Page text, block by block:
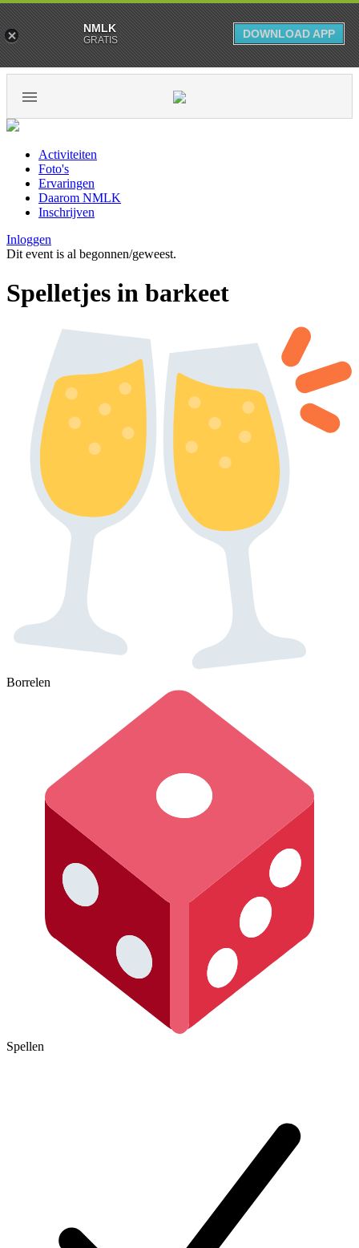
Activiteiten
Foto's
Ervaringen
Daarom NMLK
Inschrijven
Inloggen
Dit event is al begonnen/geweest.
Spelletjes in barkeet
Borrelen
Spellen
NMLK
GRATIS DOWNLOAD APP